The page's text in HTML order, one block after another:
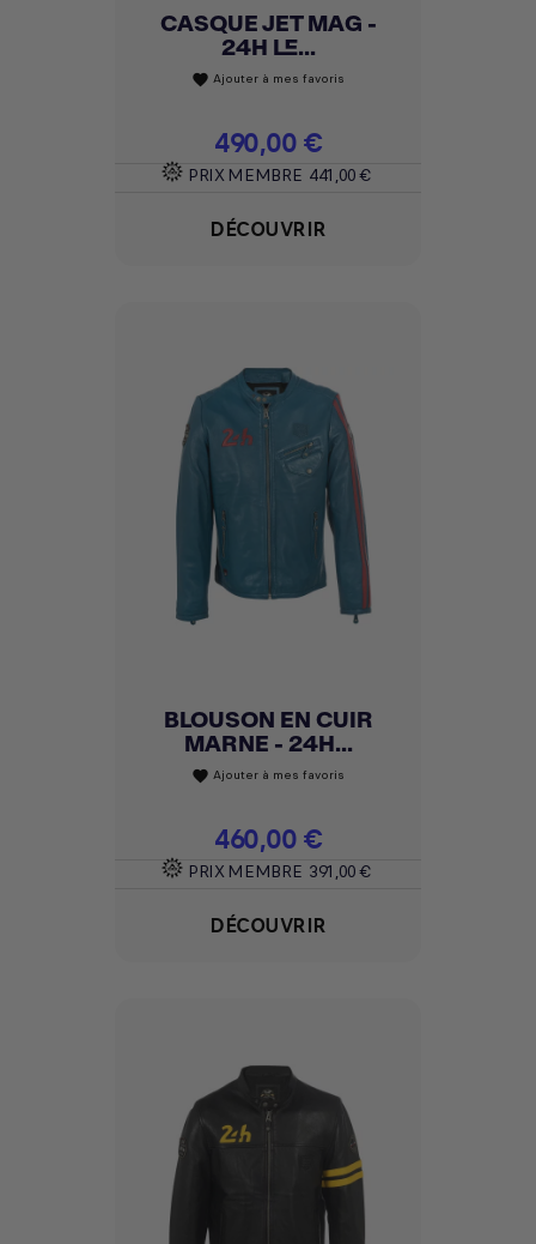
CASQUE JET MAG -
24H LE...
favorite Ajouter à mes favoris
Prix
490,00 €
PRIX MEMBRE 441,00 €
DÉCOUVRIR
BLOUSON EN CUIR
MARNE - 24H...
favorite Ajouter à mes favoris
Prix
460,00 €
PRIX MEMBRE 391,00 €
DÉCOUVRIR